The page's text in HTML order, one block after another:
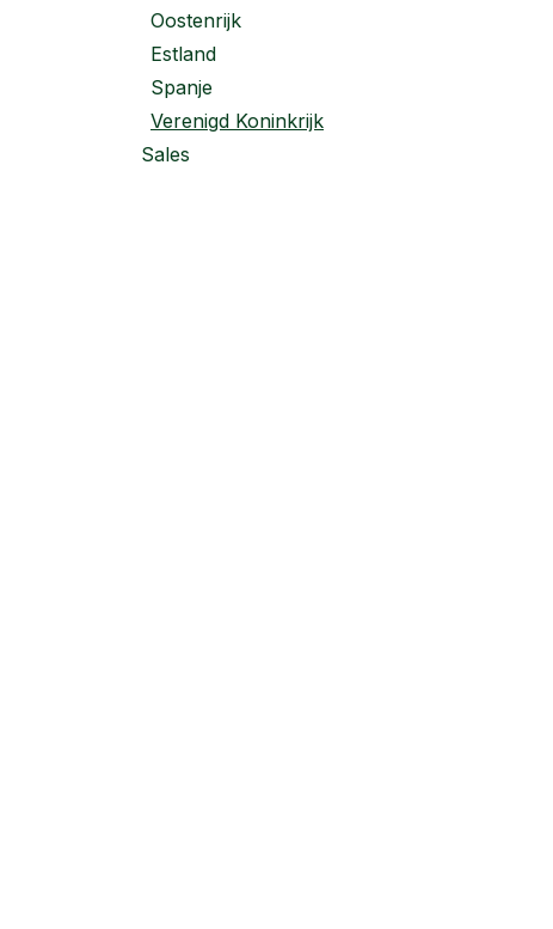
Oostenrijk
Estland
Spanje
Verenigd Koninkrijk
Sales